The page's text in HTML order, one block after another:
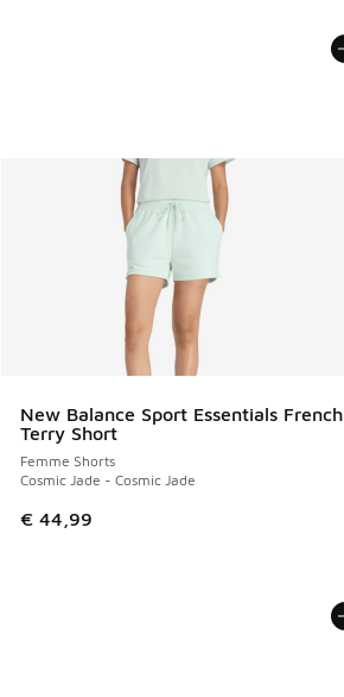
New Balance Sport Essentials French
Terry Short
Femme Shorts
Cosmic Jade - Cosmic Jade
€ 44,99